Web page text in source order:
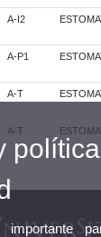
A-I2
A-P1
A-T
A-T
importante